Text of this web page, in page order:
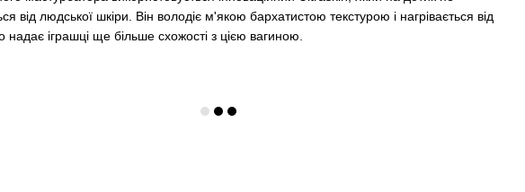
від людської шкіри. Він володіє м'якою бархатистою текстурою і нагрівається від
надає іграшці ще більше схожості з цією вагиною.